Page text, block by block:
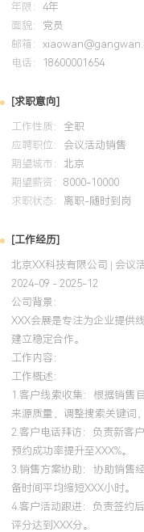
年限： 4年
面貌： 党员
邮箱：
电话：
18600001654
[求职意向]
工作性质： 全职
应聘职位： 会议活动销售
期望城市： 北京
期望薪资： 8000-10000
求职状态： 离职-随时到岗
[工作经历]
北京XX科技有限公司 | 会议
2024-09 - 2025-12
公司背景：
XXX会展是专注为企业提供
建立稳定合作。
工作内容：
工作概述：
1.客户线索收集：根据销售
来源质量，调整搜索关键词
2.客户电话拜访：负责新客
预约成功率提升至XXX%。
3.销售方案协助：协助销售
备时间平均缩短XXX小时。
4.客户活动跟进：负责签约
评分达到XXX分。